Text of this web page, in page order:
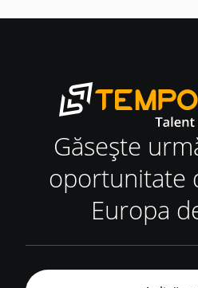
Găsește
oportunitate
Europa